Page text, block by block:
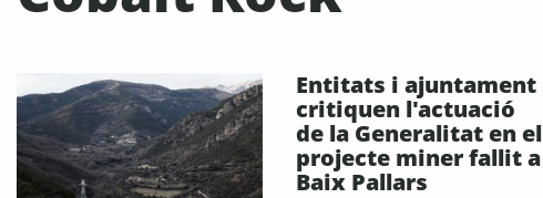
Entitats i ajuntament
critiquen l'actuació
de la Generalitat en el
projecte miner fallit a
Baix Pallars